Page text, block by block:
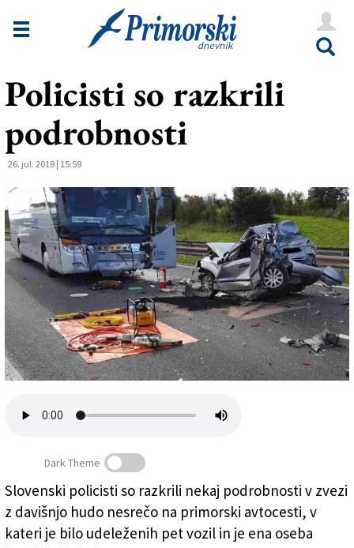
Novice
Goriška
Kultura
Šport
Še
Vreme
V Kioskih
Uredništvo
Oglasi
Založnik
Policisti so razkrili
podrobnosti
26. jul. 2018 | 15:59
Policisti so razkrili podrobnosti
Dark Theme
Slovenski policisti so razkrili nekaj podrobnosti v zvezi
z davišnjo hudo nesrečo na primorski avtocesti, v
kateri je bilo udeleženih pet vozil in je ena oseba